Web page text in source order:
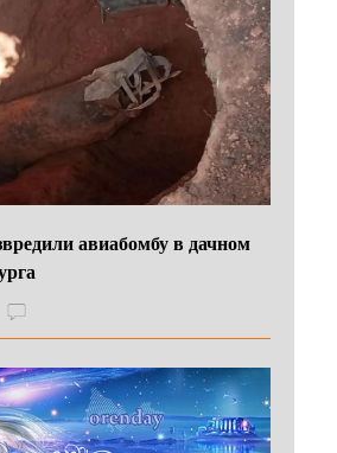
авиабомбу в дачном